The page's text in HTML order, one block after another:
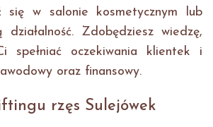
się w salonie kosmetycznym lub
działalność. Zdobędziesz wiedzę,
spełniać oczekiwania klientek i
oraz finansowy.
rzęs Sulejówek